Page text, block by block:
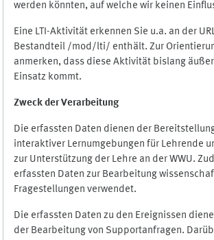
werden könnten, auf welche wir keinen
Eine LTI-Aktivität erkennen Sie u.a. an der
Bestandteil /mod/lti/ enthält. Zur
anmerken, dass diese Aktivität bislang
Einsatz kommt.
Zweck der Verarbeitung
Die erfassten Daten dienen der
interaktiver Lernumgebungen für Lehrende
zur Unterstützung der Lehre an der WWU.
erfassten Daten zur Bearbeitung
Fragestellungen verwendet.
Die erfassten Daten zu den Ereignissen
der Bearbeitung von Supportanfragen.